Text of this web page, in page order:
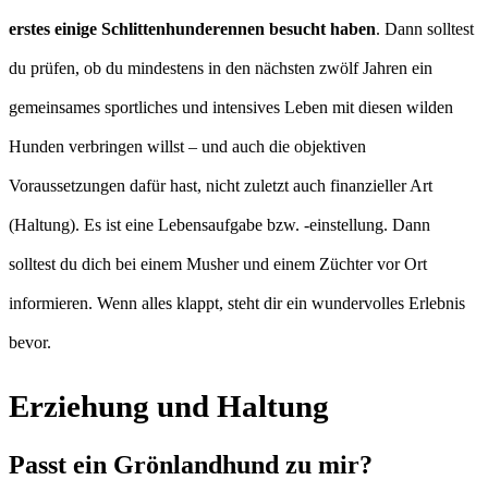
erstes einige Schlittenhunderennen besucht haben. Dann solltest
du prüfen, ob du mindestens in den nächsten zwölf Jahren ein
gemeinsames sportliches und intensives Leben mit diesen wilden
Hunden verbringen willst – und auch die objektiven
Voraussetzungen dafür hast, nicht zuletzt auch finanzieller Art
(Haltung). Es ist eine Lebensaufgabe bzw. -einstellung. Dann
solltest du dich bei einem Musher und einem Züchter vor Ort
informieren. Wenn alles klappt, steht dir ein wundervolles Erlebnis
bevor.
Erziehung und Haltung
Passt ein Grönlandhund zu mir?